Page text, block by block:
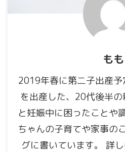
もも
2019年春に第二子出産
を出産した、20代後半
と妊娠中に困ったことや
ちゃんの子育てや家事の
グに書いています。 詳